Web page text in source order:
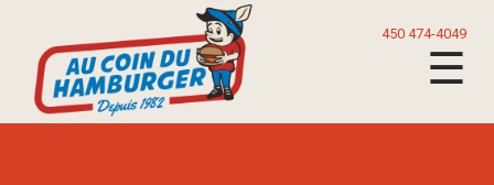
450 474-4049
☰